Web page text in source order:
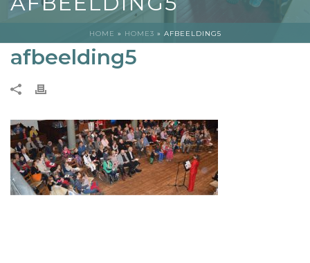
HOME » HOME3 » AFBEELDING5
afbeelding5